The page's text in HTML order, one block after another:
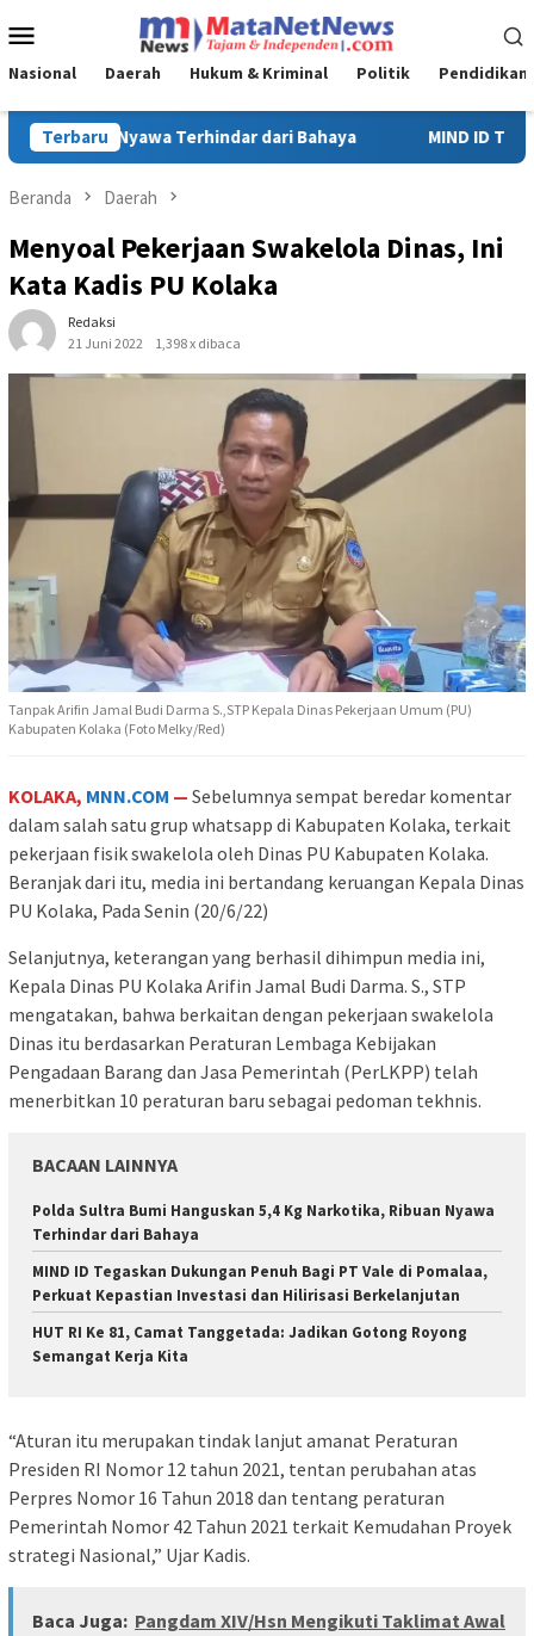
ke
Mobile
Nasional Daerah Hukum & Kriminal Politik Pendidikan
Terbaru
MIND ID Tegaskan Dukungan Penuh Bagi PT Vale di
Beranda Daerah
Menyoal Pekerjaan Swakelola Dinas, Ini
Kata Kadis PU Kolaka
Redaksi
21 Juni 2022
1,398 x dibaca
Tanpak Arifin Jamal Budi Darma S.,STP Kepala Dinas Pekerjaan Umum (PU)
Kabupaten Kolaka (Foto Melky/Red)
KOLAKA, MNN.COM — Sebelumnya sempat beredar komentar
dalam salah satu grup whatsapp di Kabupaten Kolaka, terkait
pekerjaan fisik swakelola oleh Dinas PU Kabupaten Kolaka.
Beranjak dari itu, media ini bertandang keruangan Kepala Dinas
PU Kolaka, Pada Senin (20/6/22)
Selanjutnya, keterangan yang berhasil dihimpun media ini,
Kepala Dinas PU Kolaka Arifin Jamal Budi Darma. S., STP
mengatakan, bahwa berkaitan dengan pekerjaan swakelola
Dinas itu berdasarkan Peraturan Lembaga Kebijakan
Pengadaan Barang dan Jasa Pemerintah (PerLKPP) telah
menerbitkan 10 peraturan baru sebagai pedoman tekhnis.
BACAAN LAINNYA
Polda Sultra Bumi Hanguskan 5,4 Kg Narkotika, Ribuan Nyawa
Terhindar dari Bahaya
MIND ID Tegaskan Dukungan Penuh Bagi PT Vale di Pomalaa,
Perkuat Kepastian Investasi dan Hilirisasi Berkelanjutan
HUT RI Ke 81, Camat Tanggetada: Jadikan Gotong Royong
Semangat Kerja Kita
“Aturan itu merupakan tindak lanjut amanat Peraturan
Presiden RI Nomor 12 tahun 2021, tentan perubahan atas
Perpres Nomor 16 Tahun 2018 dan tentang peraturan
Pemerintah Nomor 42 Tahun 2021 terkait Kemudahan Proyek
strategi Nasional,” Ujar Kadis.
Baca Juga: Pangdam XIV/Hsn Mengikuti Taklimat Awal